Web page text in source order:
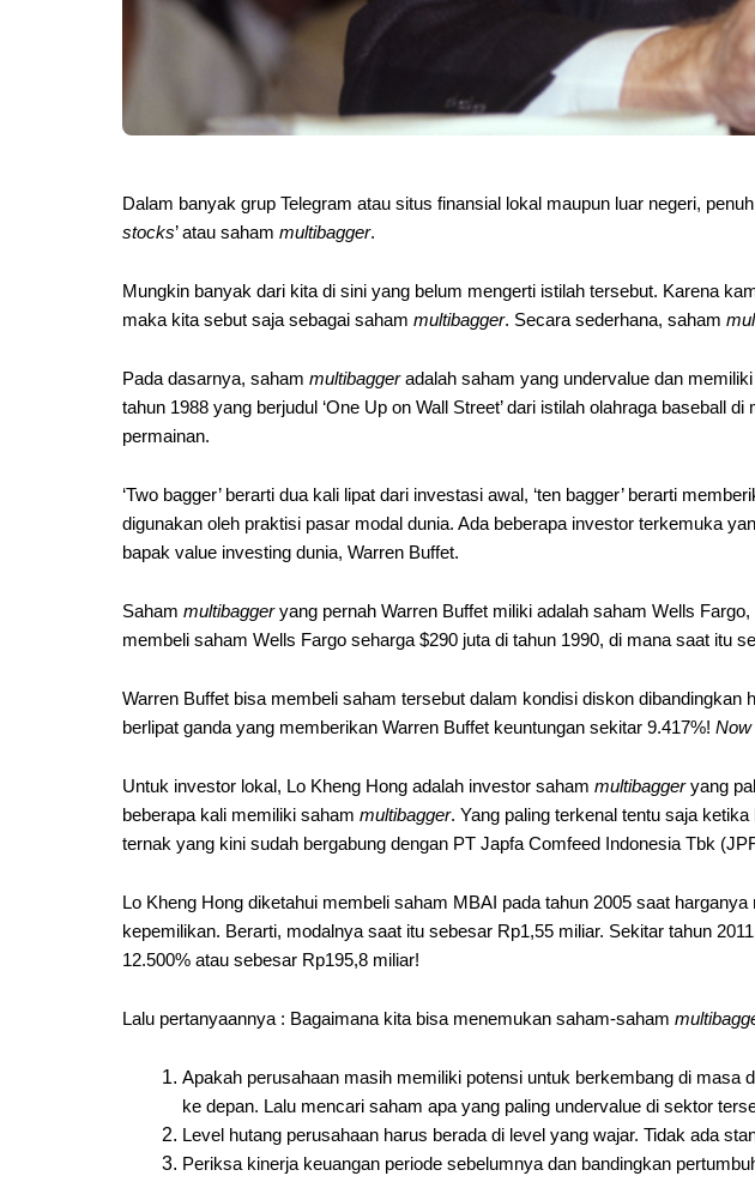
Dalam banyak grup Telegram atau situs finansial lokal maupun luar negeri,
stocks’ atau saham multibagger.
Mungkin banyak dari kita di sini yang belum mengerti istilah tersebut. Karena
maka kita sebut saja sebagai saham multibagger. Secara sederhana, saham
Pada dasarnya, saham multibaggeradalah saham yang undervalue dan
tahun 1988 yang berjudul ‘One Up on Wall Street’ dari istilah olahraga baseball
permainan.
‘Two bagger’ berarti dua kali lipat dari investasi awal, ‘ten bagger’ berarti
digunakan oleh praktisi pasar modal dunia. Ada beberapa investor terkemuka
bapak value investing dunia, Warren Buffet.
Saham multibaggeryang pernah Warren Buffet miliki adalah saham Wells
membeli saham Wells Fargo seharga $290 juta di tahun 1990, di mana saat itu
Warren Buffet bisa membeli saham tersebut dalam kondisi diskon
berlipat ganda yang memberikan Warren Buffet keuntungan sekitar 9.417%! Now
Untuk investor lokal, Lo Kheng Hong adalah investor saham multibaggeryang
beberapa kali memiliki saham multibagger. Yang paling terkenal tentu saja
ternak yang kini sudah bergabung dengan PT Japfa Comfeed Indonesia Tbk
Lo Kheng Hong diketahui membeli saham MBAI pada tahun 2005 saat
kepemilikan. Berarti, modalnya saat itu sebesar Rp1,55 miliar. Sekitar tahun
12.500% atau sebesar Rp195,8 miliar!
Lalu pertanyaannya : Bagaimana kita bisa menemukan saham-saham
Apakah perusahaan masih memiliki potensi untuk berkembang di
ke depan. Lalu mencari saham apa yang paling undervalue di sektor
Level hutang perusahaan harus berada di level yang wajar. Tidak ada
Periksa kinerja keuangan periode sebelumnya dan bandingkan